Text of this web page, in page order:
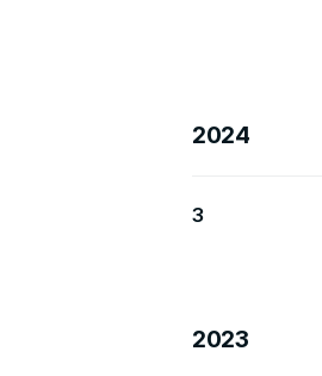
2024
3
2023